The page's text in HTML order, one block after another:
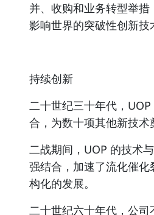
并、收购和业务转型举措
影响世界的突破性创新技
持续创新
二十世纪三十年代，
合，为数十项其他新技术
二战期间，UOP 的技术
强结合，加速了流化催
构化的发展。
二十世纪六十年代，公司